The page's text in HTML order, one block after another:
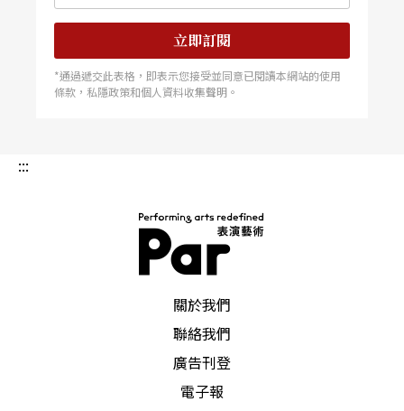
立即訂閱
*通過遞交此表格，即表示您接受並同意已閱讀本網站的使用
條款，私隱政策和個人資料收集聲明。
:::
關於我們
聯絡我們
廣告刊登
電子報